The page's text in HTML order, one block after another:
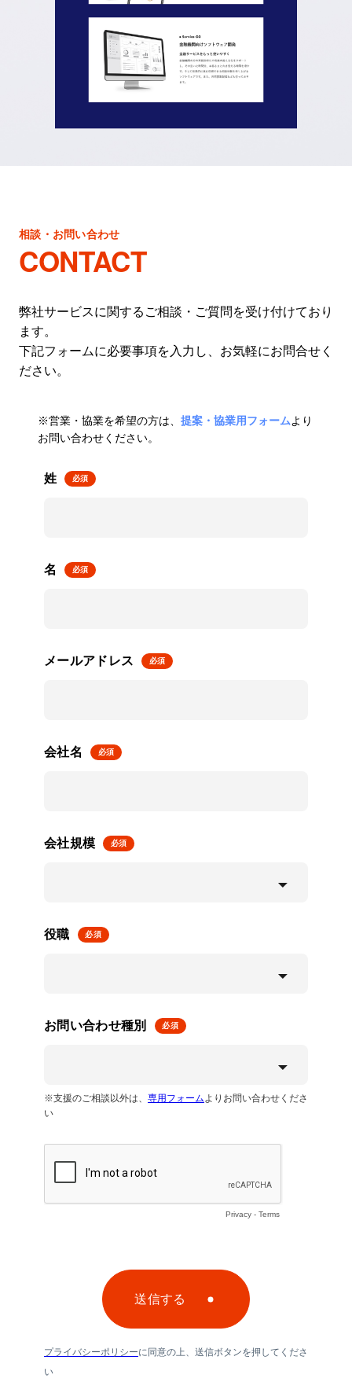
相談・お問い合わせ
CONTACT
弊社サービスに関するご相談・ご質問を受け付けており
ます。
下記フォームに必要事項を入力し、お気軽にお問合せく
ださい。
※営業・協業を希望の方は、 提案・協業用フォームより
お問い合わせください。